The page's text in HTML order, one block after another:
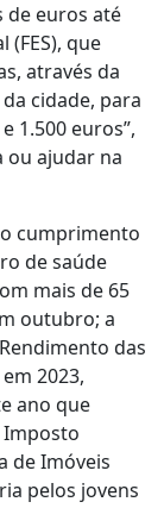
de euros até
(FES), que
através da
cidade, para
1.500 euros”,
ou ajudar na
cumprimento
de saúde
mais de 65
outubro; a
das
2023,
ano que
Imposto
de Imóveis
pelos jovens